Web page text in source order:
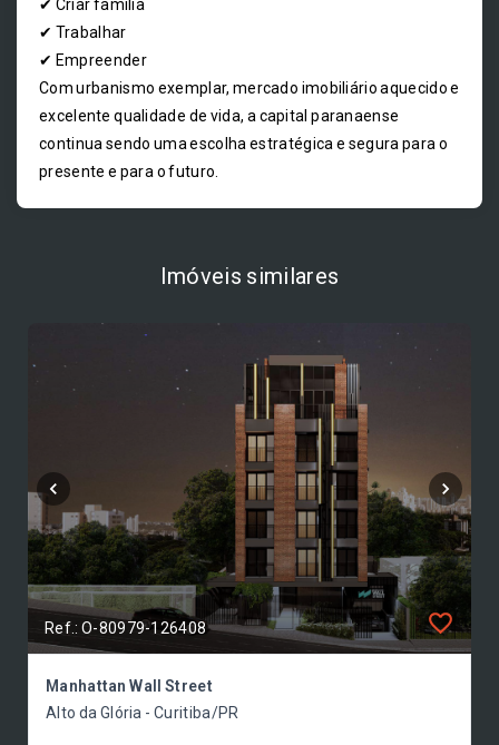
✔ Criar família
✔ Trabalhar
✔ Empreender
Com urbanismo exemplar, mercado imobiliário aquecido e
excelente qualidade de vida, a capital paranaense
continua sendo uma escolha estratégica e segura para o
presente e para o futuro.
Imóveis similares
Ref.: O-80979-126408
Manhattan Wall Street
Alto da Glória - Curitiba/PR